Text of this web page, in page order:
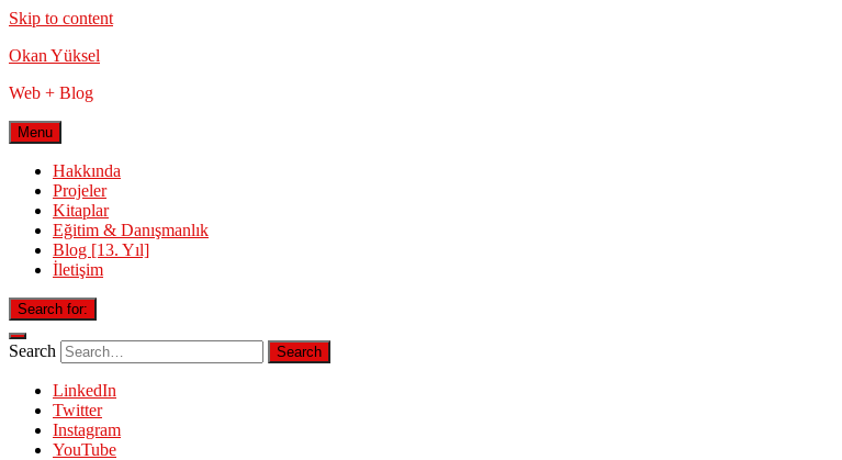
Skip to content
Okan Yüksel
Web + Blog
Menu
Hakkında
Projeler
Kitaplar
Eğitim & Danışmanlık
Blog [13. Yıl]
İletişim
Search for:
Search
LinkedIn
Twitter
Instagram
YouTube